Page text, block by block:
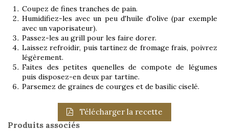
Coupez de fines tranches de pain.
Humidifiez-les avec un peu d'huile d'olive (par exemple
avec un vaporisateur).
Passez-les au grill pour les faire dorer.
Laissez refroidir, puis tartinez de fromage frais, poivrez
légèrement.
Faites des petites quenelles de compote de légumes
puis disposez-en deux par tartine.
Parsemez de graines de courges et de basilic ciselé.
Télécharger la recette
Produits associés